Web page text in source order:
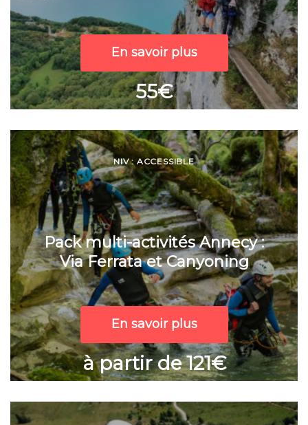
En savoir plus
55€
NIV : ACCESSIBLE
Pack multi-activités Annecy :
Via Ferrata et Canyoning
En savoir plus
à partir de 121€